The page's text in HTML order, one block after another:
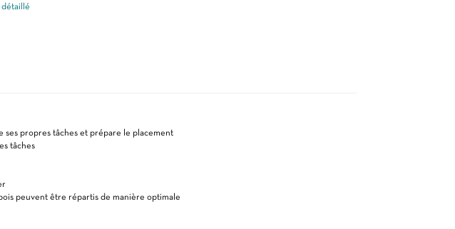
propres tâches et prépare le placement
tâches
peuvent être répartis de manière optimale